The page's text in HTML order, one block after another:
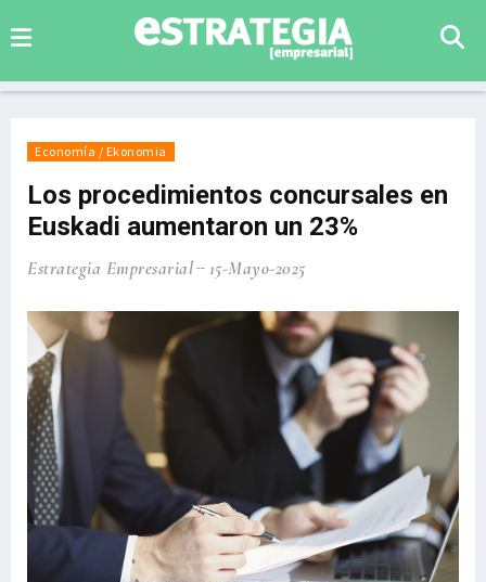
Economía / Ekonomia
Los procedimientos concursales en
Euskadi aumentaron un 23%
Estrategia Empresarial 15-Mayo-2025